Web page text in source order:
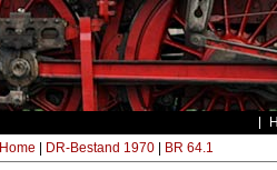
Home DR-Bestand 1970| BR 64.1